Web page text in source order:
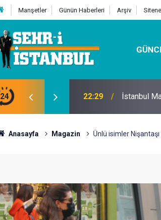
Manşetler Günün Haberleri Arşiv
24 07:32 Kutu
Anasayfa Magazin Ünlü isimler